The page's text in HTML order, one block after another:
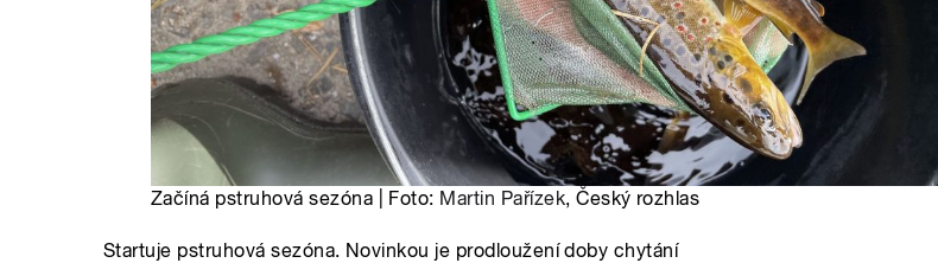
Začíná pstruhová sezóna | Foto: Martin Pařízek, Český rozhlas
Startuje pstruhová sezóna. Novinkou je prodloužení doby chytání